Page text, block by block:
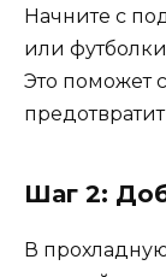
Начните с
или
Это поможет
Шаг 2:
В